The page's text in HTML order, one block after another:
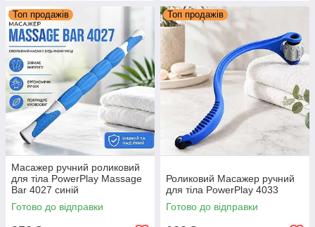
Топ продажів
Масажер ручний роликовий
для тіла PowerPlay Massage
Bar 4027 синій
Готово до відправки
Топ продажів
Роликовий Масажер ручний
для тіла PowerPlay 4033
Готово до відправки